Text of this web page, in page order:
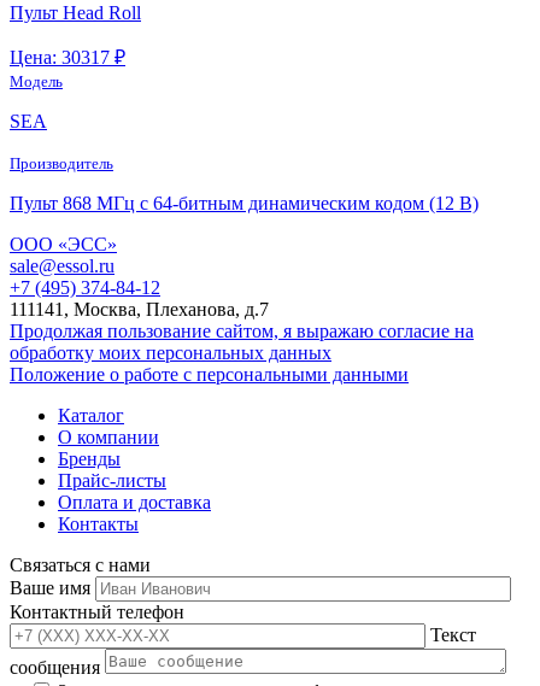
Пульт Head Roll
Цена: 30317 ₽
Модель
SEA
Производитель
Пульт 868 МГц с 64-битным динамическим кодом (12 В)
ООО «ЭСС»
sale@essol.ru
+7 (495) 374-84-12
111141, Москва, Плеханова, д.7
Продолжая пользование сайтом, я выражаю согласие на
обработку моих персональных данных
Положение о работе с персональными данными
Каталог
О компании
Бренды
Прайс-листы
Оплата и доставка
Контакты
Связаться с нами
Ваше имя
Контактный телефон
Текст
сообщения